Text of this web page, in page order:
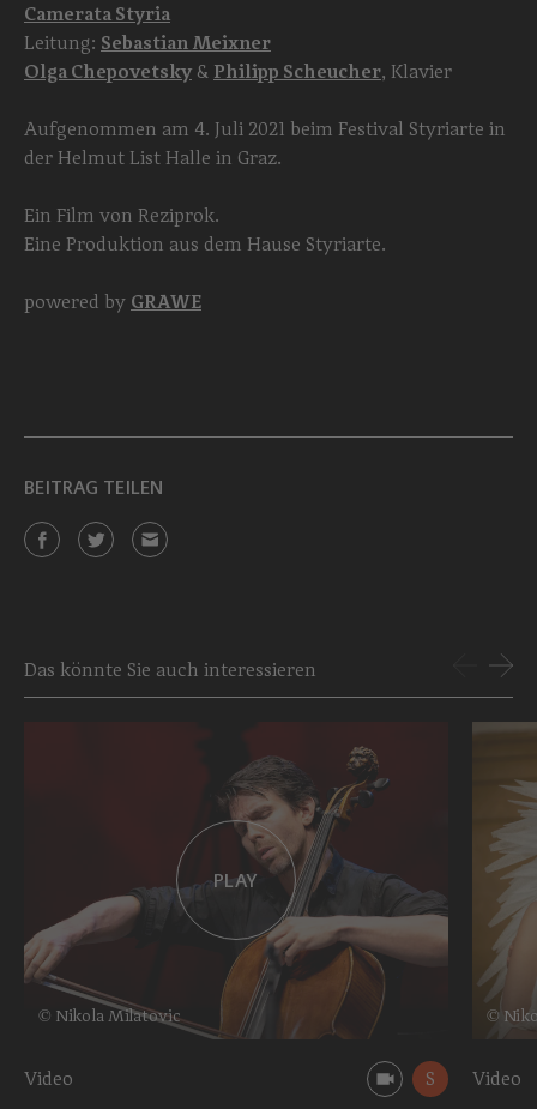
Camerata Styria
Leitung: Sebastian Meixner
Olga Chepovetsky & Philipp Scheucher, Klavier
Aufgenommen am 4. Juli 2021 beim Festival Styriarte in
der Helmut List Halle in Graz.
Ein Film von Reziprok.
Eine Produktion aus dem Hause Styriarte.
powered by GRAWE
BEITRAG TEILEN
Das könnte Sie auch interessieren
PLAY
© Nikola Milatovic
Video S
©
Video